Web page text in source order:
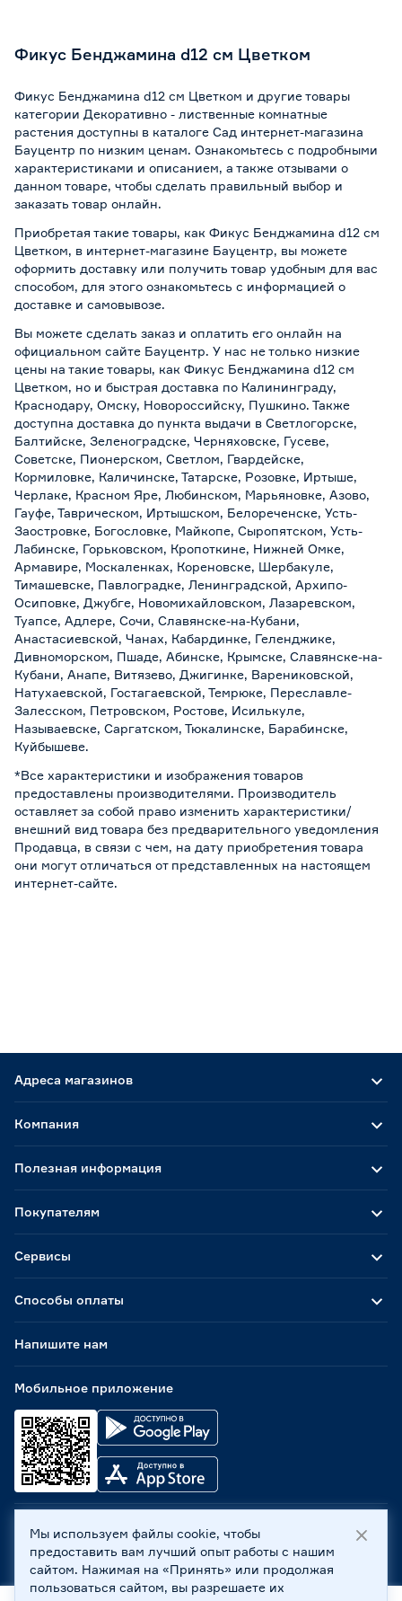
Фикус Бенджамина d12 см Цветком
Фикус Бенджамина d12 см Цветком и другие товары
категории Декоративно - лиственные комнатные
растения доступны в каталоге Сад интернет-магазина
Бауцентр по низким ценам. Ознакомьтесь с подробными
характеристиками и описанием, а также отзывами о
данном товаре, чтобы сделать правильный выбор и
заказать товар онлайн.
Приобретая такие товары, как Фикус Бенджамина d12 см
Цветком, в интернет-магазине Бауцентр, вы можете
оформить доставку или получить товар удобным для вас
способом, для этого ознакомьтесь с информацией о
доставке и самовывозе.
Вы можете сделать заказ и оплатить его онлайн на
официальном сайте Бауцентр. У нас не только низкие
цены на такие товары, как Фикус Бенджамина d12 см
Цветком, но и быстрая доставка по Калининграду,
Краснодару, Омску, Новороссийску, Пушкино. Также
доступна доставка до пункта выдачи в Светлогорске,
Балтийске, Зеленоградске, Черняховске, Гусеве,
Советске, Пионерском, Светлом, Гвардейске,
Кормиловке, Каличинске, Татарске, Розовке, Иртыше,
Черлаке, Красном Яре, Любинском, Марьяновке, Азово,
Гауфе, Таврическом, Иртышском, Белореченске, Усть-
Заостровке, Богословке, Майкопе, Сыропятском, Усть-
Лабинске, Горьковском, Кропоткине, Нижней Омке,
Армавире, Москаленках, Кореновске, Шербакуле,
Тимашевске, Павлоградке, Ленинградской, Архипо-
Осиповке, Джубге, Новомихайловском, Лазаревском,
Туапсе, Адлере, Сочи, Славянске-на-Кубани,
Анастасиевской, Чанах, Кабардинке, Геленджике,
Дивноморском, Пшаде, Абинске, Крымске, Славянске-на-
Кубани, Анапе, Витязево, Джигинке, Варениковской,
Натухаевской, Гостагаевской, Темрюке, Переславле-
Залесском, Петровском, Ростове, Исилькуле,
Называевске, Саргатском, Тюкалинске, Барабинске,
Куйбышеве.
*Все характеристики и изображения товаров
предоставлены производителями. Производитель
оставляет за собой право изменить характеристики/
внешний вид товара без предварительного уведомления
Продавца, в связи с чем, на дату приобретения товара
они могут отличаться от представленных на настоящем
интернет-сайте.
Адреса магазинов
Способы оплаты
Мобильное приложение
Компания
Полезная информация
Покупателям
Сервисы
Напишите нам
ООО «Бауцентр Рус» 2004 -2026, 236029, г. Калининград,
ул. А.Невского, 205. ИНН 7702596813, КПП 390601001 ©
Все права защищены
Политика обработки персональных данных
Мы используем файлы cookie, чтобы
предоставить вам лучший опыт работы с нашим
сайтом. Нажимая на «Принять» или продолжая
пользоваться сайтом, вы разрешаете их